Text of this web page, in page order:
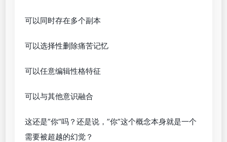
可以同时存在多个副本
可以选择性删除痛苦记忆
可以任意编辑性格特征
可以与其他意识融合
这还是”你”吗？还是说，”你”这个概念本身就是一个
需要被超越的幻觉？